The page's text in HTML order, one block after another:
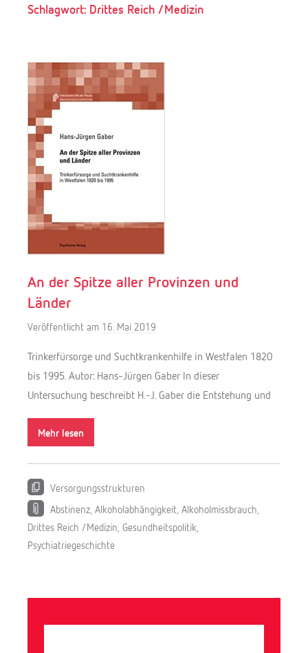
Schlagwort: Drittes Reich /Medizin
An der Spitze aller Provinzen und
Länder
Veröffentlicht am 16. Mai 2019
n
M
e
C
z
i
Trinkerfürsorge und Suchtkrankenhilfe in Westfalen 1820
bis 1995. Autor: Hans-Jürgen Gaber In dieser
Untersuchung beschreibt H.-J. Gaber die Entstehung und
Mehr lesen
Versorgungsstrukturen
Abstinenz Alkoholabhängigkeit Alkoholmissbrauch
Drittes Reich /Medizin Gesundheitspolitik
Psychiatriegeschichte